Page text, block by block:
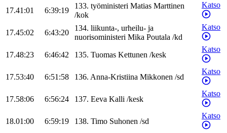
17.41:01 6:39:19
133. työministeri Matias Marttinen
/kok
Katso
17.45:02 6:43:20
134. liikunta-, urheilu- ja
nuorisoministeri Mika Poutala /kd
Katso
17.48:23 6:46:42 135. Tuomas Kettunen /kesk
Katso
17.53:40 6:51:58 136. Anna-Kristiina Mikkonen /sd
Katso
17.58:06 6:56:24 137. Eeva Kalli /kesk
Katso
18.01:00 6:59:19 138. Timo Suhonen /sd
Katso